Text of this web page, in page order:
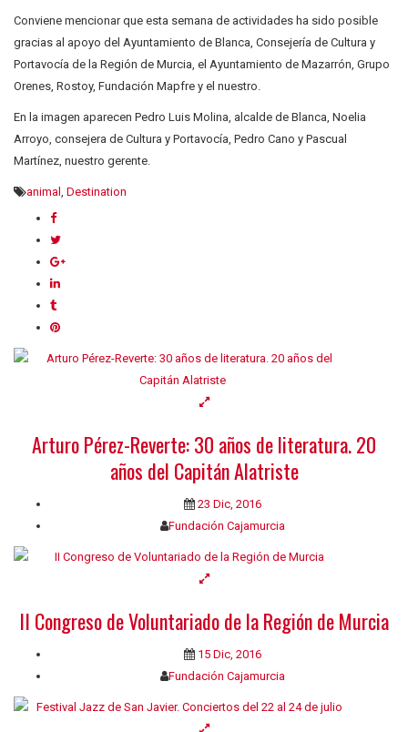
Conviene mencionar que esta semana de actividades ha sido posible
gracias al apoyo del Ayuntamiento de Blanca, Consejería de Cultura y
Portavocía de la Región de Murcia, el Ayuntamiento de Mazarrón, Grupo
Orenes, Rostoy, Fundación Mapfre y el nuestro.
En la imagen aparecen Pedro Luis Molina, alcalde de Blanca, Noelia
Arroyo, consejera de Cultura y Portavocía, Pedro Cano y Pascual
Martínez, nuestro gerente.
animal , Destination
Arturo Pérez-Reverte: 30 años de literatura. 20
años del Capitán Alatriste
23 Dic, 2016
Fundación Cajamurcia
II Congreso de Voluntariado de la Región de Murcia
15 Dic, 2016
Fundación Cajamurcia